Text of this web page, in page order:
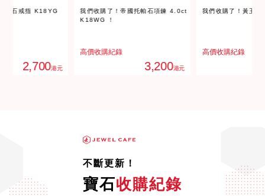
帕石戒指 K18YG
2,700港元
我們收購了！帝國托帕石項鍊 4.0ct
K18WG ！
高價收購紀錄
3,200港元
我們收購了！黃玉
高價收購紀錄
不斷更新！
寶石收購紀錄